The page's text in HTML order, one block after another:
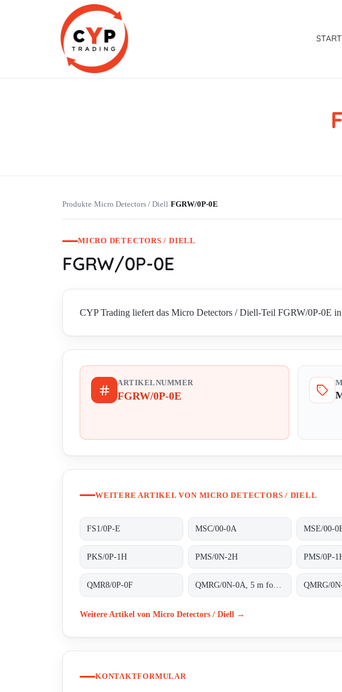
Produkte›Micro Detectors / Diell›FGRW/0P-0E
MICRO DETECTORS / DIELL
FGRW/0P-0E
CYP Trading liefert das Micro Detectors / Diell-Teil FGRW/0P-0E
ARTIKELNUMMER
FGRW/0P-0E
WEITERE ARTIKEL VON MICRO DETECTORS / DIELL
FS1/0P-E MSC/00-0A MSE/00-
PKS/0P-1H PMS/0N-2H PMS/0P-
QMR8/0P-0F
Weitere Artikel von Micro Detectors / Diell →
KONTAKTFORMULAR